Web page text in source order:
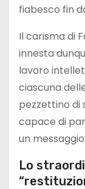
fiabesco fin
Il carisma di
innesta
lavoro
ciascuna
pezzettino di
capace di
un
Lo